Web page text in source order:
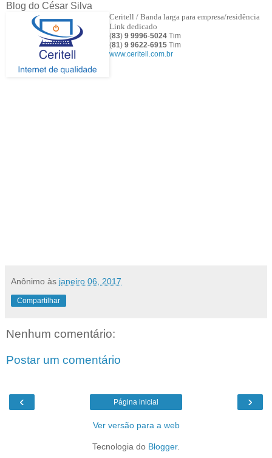
Blog do César Silva
Ceritell / Banda larga para empresa/residência
Link dedicado
(83) 9 9996-5024 Tim
(81) 9 9622-6915 Tim
www.ceritell.com.br
Anônimo às janeiro 06, 2017
Compartilhar
Nenhum comentário:
Postar um comentário
‹ ›
Página inicial
Ver versão para a web
Tecnologia do Blogger.